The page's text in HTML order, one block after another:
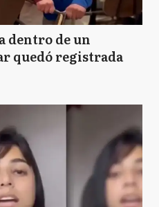
dentro de un
quedó registrada